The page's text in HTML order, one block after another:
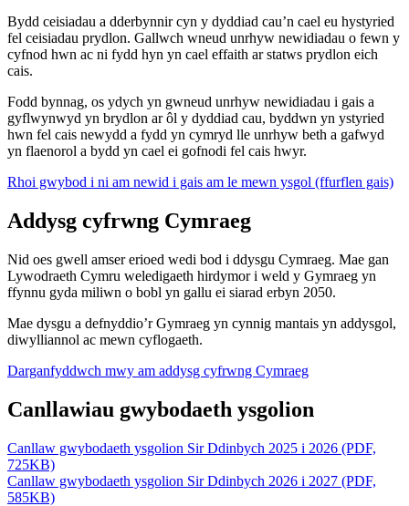
Bydd ceisiadau a dderbynnir cyn y dyddiad cau’n cael eu hystyried
fel ceisiadau prydlon. Gallwch wneud unrhyw newidiadau o fewn y
cyfnod hwn ac ni fydd hyn yn cael effaith ar statws prydlon eich
cais.
Fodd bynnag, os ydych yn gwneud unrhyw newidiadau i gais a
gyflwynwyd yn brydlon ar ôl y dyddiad cau, byddwn yn ystyried
hwn fel cais newydd a fydd yn cymryd lle unrhyw beth a gafwyd
yn flaenorol a bydd yn cael ei gofnodi fel cais hwyr.
Rhoi gwybod i ni am newid i gais am le mewn ysgol (ffurflen gais)
Addysg cyfrwng Cymraeg
Nid oes gwell amser erioed wedi bod i ddysgu Cymraeg. Mae gan
Lywodraeth Cymru weledigaeth hirdymor i weld y Gymraeg yn
ffynnu gyda miliwn o bobl yn gallu ei siarad erbyn 2050.
Mae dysgu a defnyddio’r Gymraeg yn cynnig mantais yn addysgol,
diwylliannol ac mewn cyflogaeth.
Darganfyddwch mwy am addysg cyfrwng Cymraeg
Canllawiau gwybodaeth ysgolion
Canllaw gwybodaeth ysgolion Sir Ddinbych 2025 i 2026 (PDF,
725KB)
Canllaw gwybodaeth ysgolion Sir Ddinbych 2026 i 2027 (PDF,
585KB)